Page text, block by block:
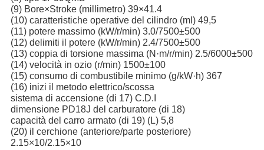
(9) Bore×Stroke (millimetro) 39×41.4
(10) caratteristiche operative del cilindro (ml) 49,5
(11) potere massimo (kW/r/min) 3.0/7500±500
(12) delimiti il potere (kW/r/min) 2.4/7500±500
(13) coppia di torsione massima (N·m/r/min) 2.5/6000±500
(14) velocità in ozio (r/min) 1500±100
(15) consumo di combustibile minimo (g/kW·h) 367
(16) inizi il metodo elettrico/scossa
sistema di accensione (di 17) C.D.I
dimensione PD18J del carburatore (di 18)
capacità del carro armato (di 19) (L) 5,8
(20) il cerchione (anteriore/parte posteriore)
2.15×10/2.15×10